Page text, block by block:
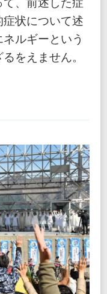
状について述
ルギーという
をえません。